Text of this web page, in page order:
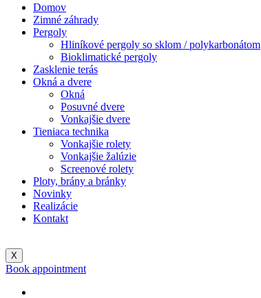
Domov
Zimné záhrady
Pergoly
Hliníkové pergoly so sklom / polykarbonátom
Bioklimatické pergoly
Zasklenie terás
Okná a dvere
Okná
Posuvné dvere
Vonkajšie dvere
Tieniaca technika
Vonkajšie rolety
Vonkajšie žalúzie
Screenové rolety
Ploty, brány a bránky
Novinky
Realizácie
Kontakt
X
Book appointment